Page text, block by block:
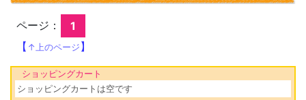
ページ：
1
【 ↑上のページ】
ショッピングカート
ショッピングカートは空です